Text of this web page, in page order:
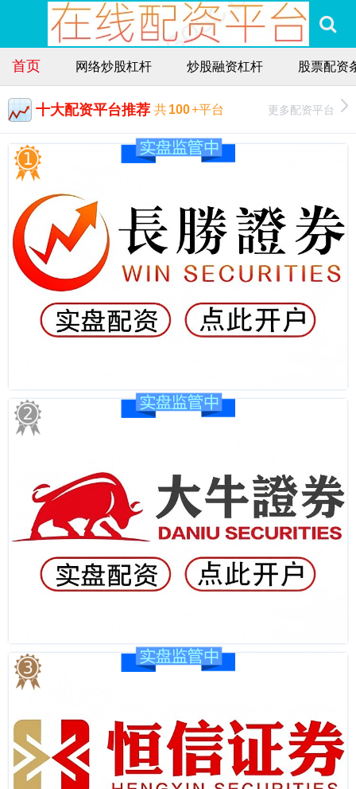
首页 网络炒股杠杆 炒股融资杠杆 股票配资
十大配资平台推荐 共100+平台 更多配资平台